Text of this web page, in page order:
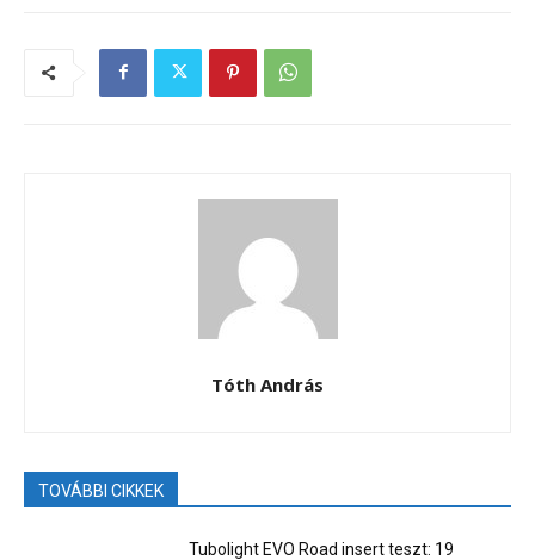
Tóth András
TOVÁBBI CIKKEK
Tubolight EVO Road insert teszt: 19